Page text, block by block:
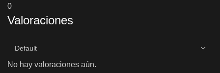
0
Valoraciones
No hay valoraciones aún.